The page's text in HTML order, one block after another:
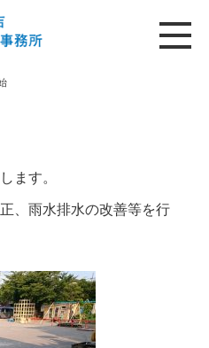
ます。
、雨水排水の改善等を行